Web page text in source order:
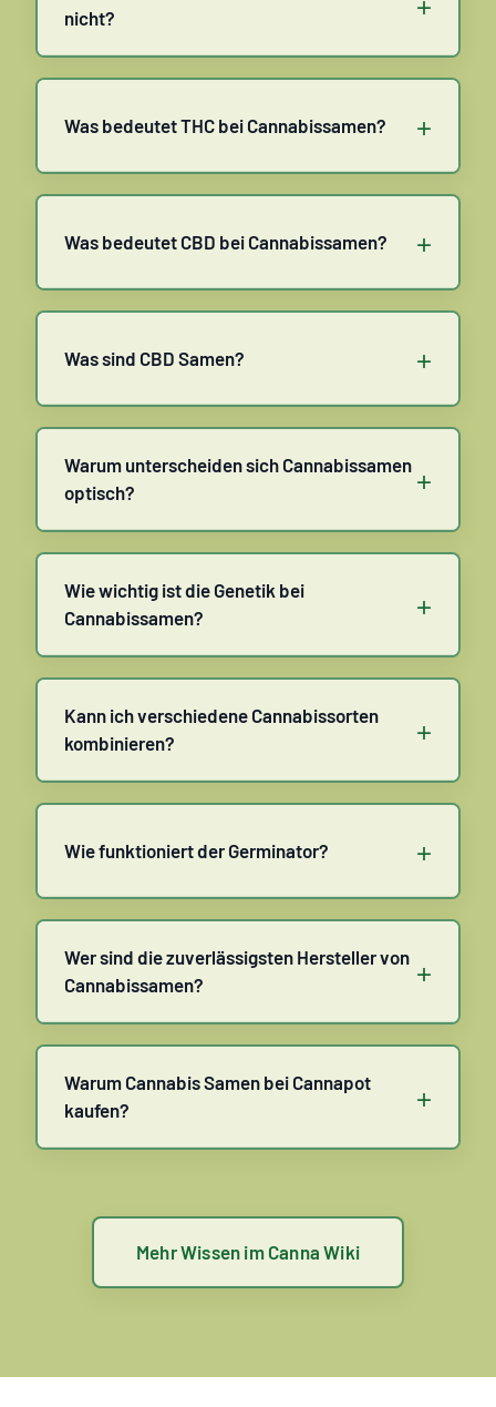
nicht?
Was bedeutet THC bei Cannabissamen? +
Was bedeutet CBD bei Cannabissamen? +
Was sind CBD Samen? +
Warum unterscheiden sich Cannabissamen
optisch?
+
Wie wichtig ist die Genetik bei
Cannabissamen?
+
Kann ich verschiedene Cannabissorten
kombinieren?
+
Wie funktioniert der Germinator? +
Wer sind die zuverlässigsten Hersteller von
Cannabissamen?
+
Warum Cannabis Samen bei Cannapot
kaufen?
+
Mehr Wissen im Canna Wiki